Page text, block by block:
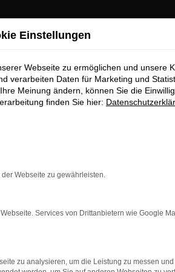
Einstellungen
Webseite zu ermöglichen und unsere
verarbeiten Daten für Marketing und
Meinung ändern, können Sie die
finden Sie hier:
Webseite zu gewährleisten.
Services von Drittanbietern wie Google
zu analysieren, um die Leistung zu messen